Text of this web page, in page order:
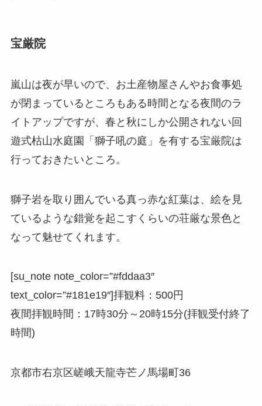
宝厳院
嵐山は夜が早いので、お土産物屋さんやお食事処
が閉まっているところもある時間となる夜間のラ
イトアップですが、春と秋にしか公開されない回
遊式枯山水庭園「獅子吼の庭」を有する宝厳院は
行っておきたいところ。
獅子岩を取り囲んでいる真っ赤な紅葉は、絵を見
ているような錯覚を起こすくらいの荘厳な景色と
なって魅せてくれます。
[su_note note_color=”#fddaa3″
text_color=”#181e19″]拝観料：500円
夜間拝観時間 ：17時30分～20時15分(拝観受付終了
時間)
京都市右京区嵯峨天龍寺芒ノ馬場町36